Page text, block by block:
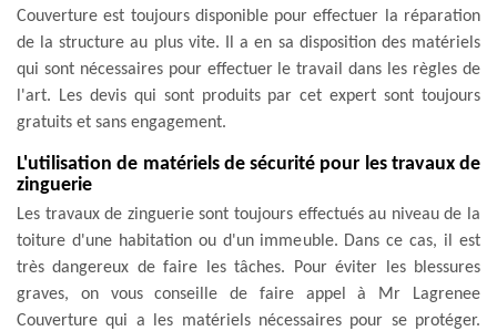
Couverture est toujours disponible pour effectuer la réparation
de la structure au plus vite. Il a en sa disposition des matériels
qui sont nécessaires pour effectuer le travail dans les règles de
l'art. Les devis qui sont produits par cet expert sont toujours
gratuits et sans engagement.
L'utilisation de matériels de sécurité pour les travaux de
zinguerie
Les travaux de zinguerie sont toujours effectués au niveau de la
toiture d'une habitation ou d'un immeuble. Dans ce cas, il est
très dangereux de faire les tâches. Pour éviter les blessures
graves, on vous conseille de faire appel à Mr Lagrenee
Couverture qui a les matériels nécessaires pour se protéger.